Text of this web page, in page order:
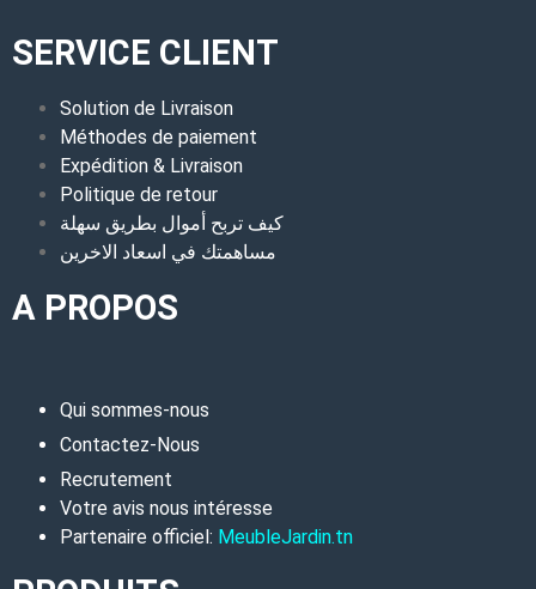
SERVICE CLIENT
Solution de Livraison
Méthodes de paiement
Expédition & Livraison
Politique de retour
كيف تربح أموال بطريق سهلة
مساهمتك في اسعاد الاخرين
A PROPOS
Qui sommes-nous
Contactez-Nous
Recrutement
Votre avis nous intéresse
Partenaire officiel: MeubleJardin.tn